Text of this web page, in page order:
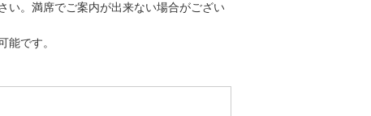
い。満席でご案内が出来ない場合がござい
能です。